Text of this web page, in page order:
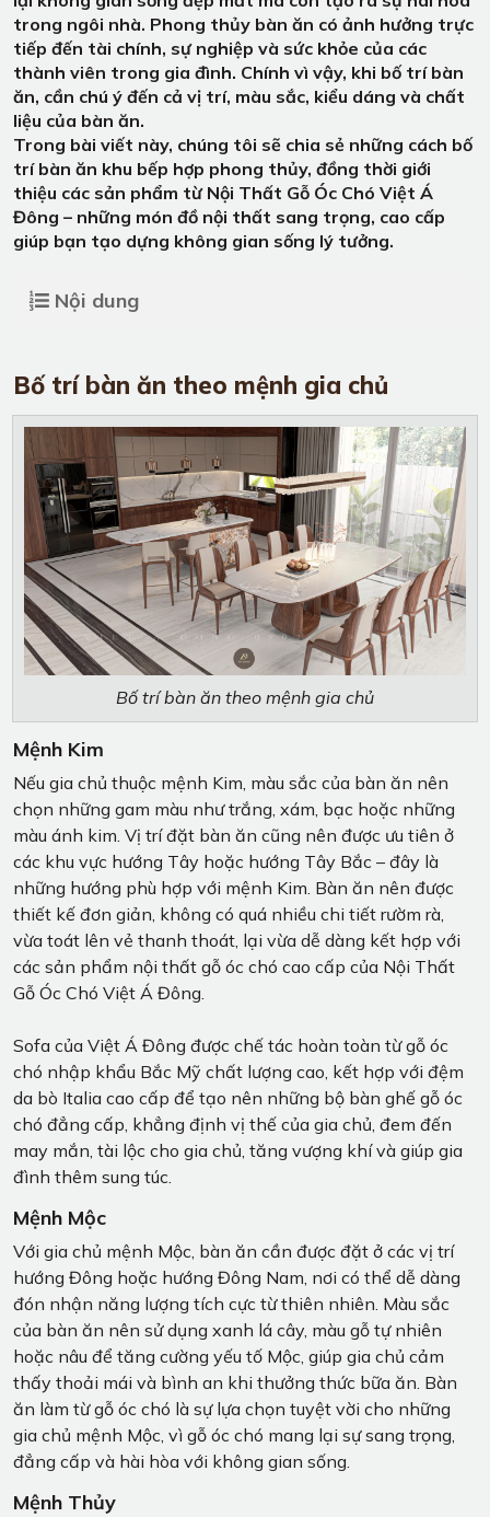
trong ngôi nhà. Phong thủy bàn ăn có ảnh hưởng trực
tiếp đến tài chính, sự nghiệp và sức khỏe của các
thành viên trong gia đình. Chính vì vậy, khi bố trí bàn
ăn, cần chú ý đến cả vị trí, màu sắc, kiểu dáng và chất
liệu của bàn ăn.
Trong bài viết này, chúng tôi sẽ chia sẻ những cách bố
trí bàn ăn khu bếp hợp phong thủy, đồng thời giới
thiệu các sản phẩm từ Nội Thất Gỗ Óc Chó Việt Á
Đông – những món đồ nội thất sang trọng, cao cấp
giúp bạn tạo dựng không gian sống lý tưởng.
Nội dung
Bố trí bàn ăn theo mệnh gia chủ
Bố trí bàn ăn theo mệnh gia chủ
Mệnh Kim
Nếu gia chủ thuộc mệnh Kim, màu sắc của bàn ăn nên
chọn những gam màu như trắng, xám, bạc hoặc những
màu ánh kim. Vị trí đặt bàn ăn cũng nên được ưu tiên ở
các khu vực hướng Tây hoặc hướng Tây Bắc – đây là
những hướng phù hợp với mệnh Kim. Bàn ăn nên được
thiết kế đơn giản, không có quá nhiều chi tiết rườm rà,
vừa toát lên vẻ thanh thoát, lại vừa dễ dàng kết hợp với
các sản phẩm nội thất gỗ óc chó cao cấp của Nội Thất
Gỗ Óc Chó Việt Á Đông.
Sofa của Việt Á Đông được chế tác hoàn toàn từ gỗ óc
chó nhập khẩu Bắc Mỹ chất lượng cao, kết hợp với đệm
da bò Italia cao cấp để tạo nên những bộ bàn ghế gỗ óc
chó đẳng cấp, khẳng định vị thế của gia chủ, đem đến
may mắn, tài lộc cho gia chủ, tăng vượng khí và giúp gia
đình thêm sung túc.
Mệnh Mộc
Với gia chủ mệnh Mộc, bàn ăn cần được đặt ở các vị trí
hướng Đông hoặc hướng Đông Nam, nơi có thể dễ dàng
đón nhận năng lượng tích cực từ thiên nhiên. Màu sắc
của bàn ăn nên sử dụng xanh lá cây, màu gỗ tự nhiên
hoặc nâu để tăng cường yếu tố Mộc, giúp gia chủ cảm
thấy thoải mái và bình an khi thưởng thức bữa ăn. Bàn
ăn làm từ gỗ óc chó là sự lựa chọn tuyệt vời cho những
gia chủ mệnh Mộc, vì gỗ óc chó mang lại sự sang trọng,
đẳng cấp và hài hòa với không gian sống.
Mệnh Thủy